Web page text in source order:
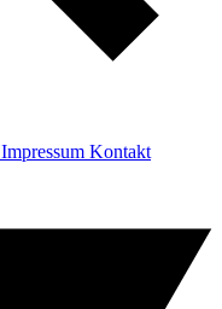
Impressum Kontakt